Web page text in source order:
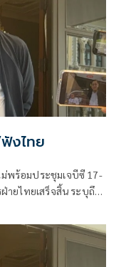
งไทย
พร้อมประชุมเจบีซี 17-
ายไทยเสร็จสิ้น ระบุถึง
ยกเลิกเอ็มโอยู 43